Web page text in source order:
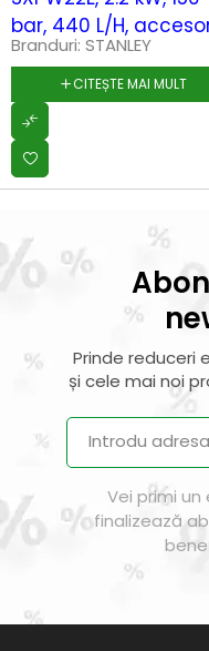
bar, 440 L/H,
incluse: lance, pistol,
bidon detergent,
8 m
Branduri: STANLEY
CITEȘTE MAI MULT
Prinde reduceri
și cele mai noi
Vei primi
finalizează